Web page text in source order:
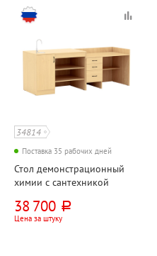
34814
Поставка 35 рабочих дней
Стол демонстрационный
химии с сантехникой
2400мм*750мм*880мм,
клен
38 700 руб.
Цена за штуку